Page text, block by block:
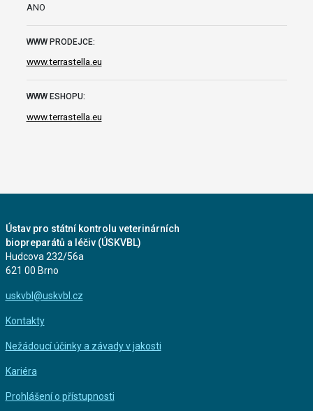
ANO
WWW PRODEJCE:
www.terrastella.eu
WWW ESHOPU:
www.terrastella.eu
Ústav pro státní kontrolu veterinárních
biopreparátů a léčiv (ÚSKVBL)
Hudcova 232/56a
621 00 Brno
uskvbl@uskvbl.cz
Kontakty
Nežádoucí účinky a závady v jakosti
Kariéra
Prohlášení o přístupnosti